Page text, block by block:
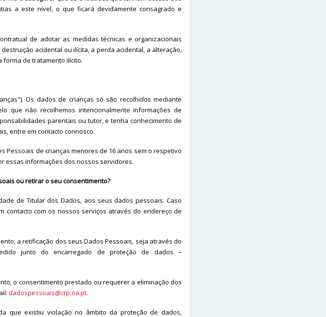
a este nível, o que ficará devidamente consagrado e
de adotar as medidas técnicas e organizacionais
acidental ou ilícita, a perda acidental, a alteração,
de tratamento ilícito.
Os dados de crianças só são recolhidos mediante
que não recolhemos intencionalmente informações de
parentais ou tutor, e tenha conhecimento de
entre em contacto connosco.
Pessoais de crianças menores de 16 anos sem o respetivo
essas informações dos nossos servidores.
ou retirar o seu consentimento?
de Titular dos Dados, aos seus dados pessoais. Caso
com os nossos serviços através do endereço de
a retificação dos seus Dados Pessoais, seja através do
junto do encarregado de proteção de dados –
o consentimento prestado ou requerer a eliminação dos
dadospessoais@crp.oa.pt.
que existiu violação no âmbito da proteção de dados,